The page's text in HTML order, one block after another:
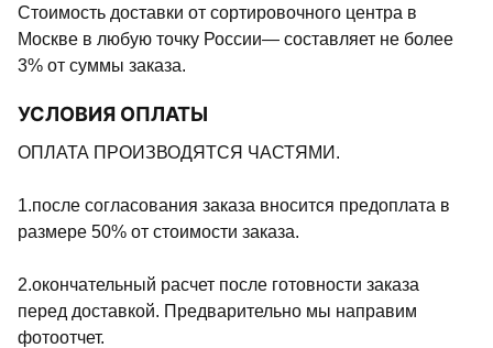
Стоимость доставки от сортировочного центра в
Москве в любую точку России— составляет не более
3% от суммы заказа.
УСЛОВИЯ ОПЛАТЫ
ОПЛАТА ПРОИЗВОДЯТСЯ ЧАСТЯМИ.
1.после согласования заказа вносится предоплата в
размере 50% от стоимости заказа.
2.окончательный расчет после готовности заказа
перед доставкой. Предварительно мы направим
фотоотчет.